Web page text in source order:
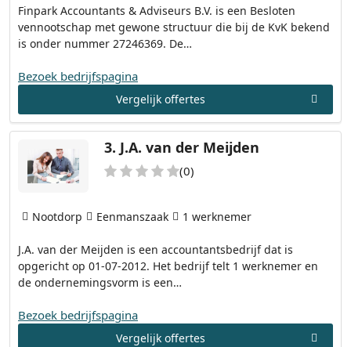
Finpark Accountants & Adviseurs B.V. is een Besloten
vennootschap met gewone structuur die bij de KvK bekend
is onder nummer 27246369. De…
Bezoek bedrijfspagina
Vergelijk offertes
3. J.A. van der Meijden
(0)
J.A. van der Meijden is een accountantsbedrijf dat is
opgericht op 01-07-2012. Het bedrijf telt 1 werknemer en
de ondernemingsvorm is een…
Nootdorp Eenmanszaak 1 werknemer
Bezoek bedrijfspagina
Vergelijk offertes